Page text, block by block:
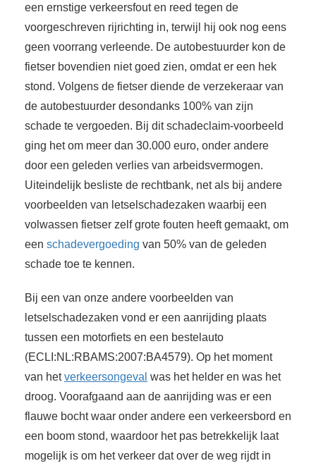
een ernstige verkeersfout en reed tegen de
voorgeschreven rijrichting in, terwijl hij ook nog eens
geen voorrang verleende. De autobestuurder kon de
fietser bovendien niet goed zien, omdat er een hek
stond. Volgens de fietser diende de verzekeraar van
de autobestuurder desondanks 100% van zijn
schade te vergoeden. Bij dit schadeclaim-voorbeeld
ging het om meer dan 30.000 euro, onder andere
door een geleden verlies van arbeidsvermogen.
Uiteindelijk besliste de rechtbank, net als bij andere
voorbeelden van letselschadezaken waarbij een
volwassen fietser zelf grote fouten heeft gemaakt, om
een schadevergoeding van 50% van de geleden
schade toe te kennen.
Bij een van onze andere voorbeelden van
letselschadezaken vond er een aanrijding plaats
tussen een motorfiets en een bestelauto
(ECLI:NL:RBAMS:2007:BA4579). Op het moment
van hetverkeersongeval was het helder en was het
droog. Voorafgaand aan de aanrijding was er een
flauwe bocht waar onder andere een verkeersbord en
een boom stond, waardoor het pas betrekkelijk laat
mogelijk is om het verkeer dat over de weg rijdt in